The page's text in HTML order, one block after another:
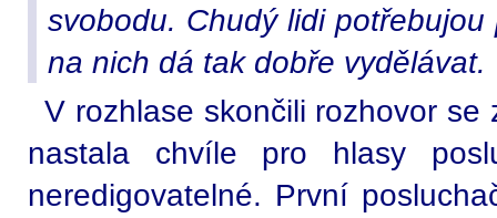
svobodu. Chudý lidi
na nich dá tak dobře vydělávat.
V rozhlase skončili rozhovor se
nastala chvíle pro hlasy
neredigovatelné. První